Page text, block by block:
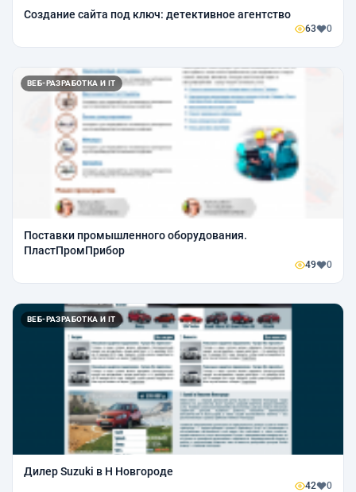
Создание сайта под ключ: детективное агентство
63 0
ВЕБ-РАЗРАБОТКА И IT
Поставки промышленного оборудования.
ПластПромПрибор
49 0
ВЕБ-РАЗРАБОТКА И IT
Дилер Suzuki в Н Новгороде
42 0